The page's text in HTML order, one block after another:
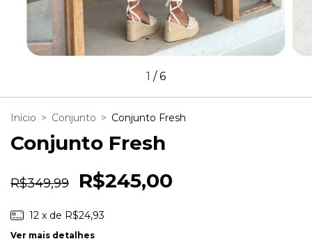
1 /6
Início > Conjunto > Conjunto Fresh
Conjunto Fresh
R$349,99 R$245,00
12 x de R$24,93
Ver mais detalhes